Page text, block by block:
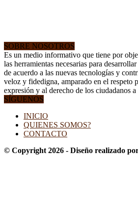
SOBRE NOSOTROS
Es un medio informativo que tiene por
las herramientas necesarias para
de acuerdo a las nuevas tecnologías y
veloz y fidedigna, amparado en el respeto
expresión y al derecho de los ciudadanos
SÍGUENOS
INICIO
QUIENES SOMOS?
CONTACTO
© Copyright 2026 - Diseño realizado